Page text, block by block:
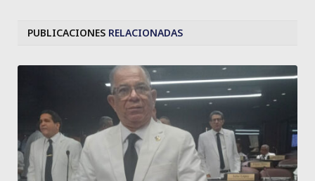
PUBLICACIONES RELACIONADAS